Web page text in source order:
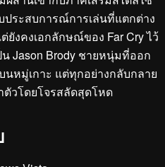
ระสบการณ์การเล่นที่แตกต่าง
ยังคงเอกลักษณ์ของ Far Cry ไว้
น Jason Brody ชายหนุ่มที่ออก
หมู่เกาะ แต่ทุกอย่างกลับกลาย
ตัวโดยโจรสลัดสุดโหด